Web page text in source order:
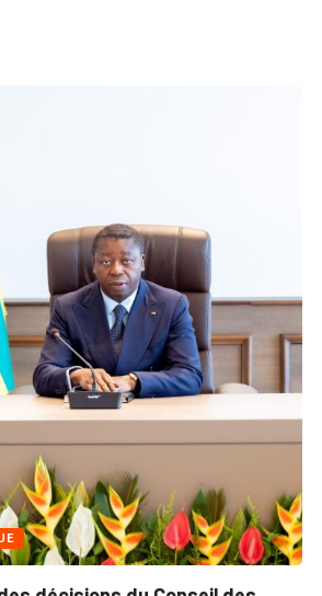
MÉDIAS
Fin du programme CIPCC 2026 de la...